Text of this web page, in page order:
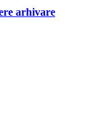
arhivare